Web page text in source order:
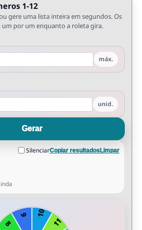
1-12
gere uma lista inteira em segundos. Os
um por um enquanto a roleta gira.
máx.
unid.
Gerar
SilenciarCopiar resultadosLimpar